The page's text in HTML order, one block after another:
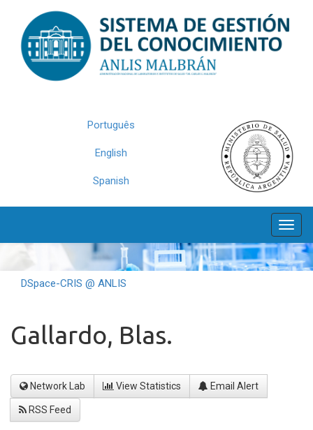
navigation
Português
English
Spanish
DSpace-CRIS @ ANLIS
Gallardo, Blas.
Network Lab View Statistics Email Alert
RSS Feed